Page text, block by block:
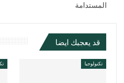
المستدامة
قد يعجبك ايضا
تكنولوجيا